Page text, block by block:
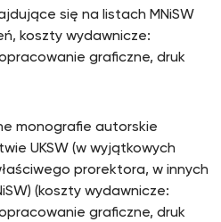
się na listach MNiSW
koszty wydawnicze:
graficzne, druk
monografie autorskie
UKSW (w wyjątkowych
prorektora, w innych
(koszty wydawnicze:
graficzne, druk